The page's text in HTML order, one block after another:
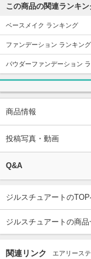
この商品の関連ランキン
ベースメイク ランキング
ファンデーション ランキング
パウダーファンデーション
商品情報
投稿写真・動画
Q&A
ジルスチュアートの
ジルスチュアートの商
関連リンク エアリース